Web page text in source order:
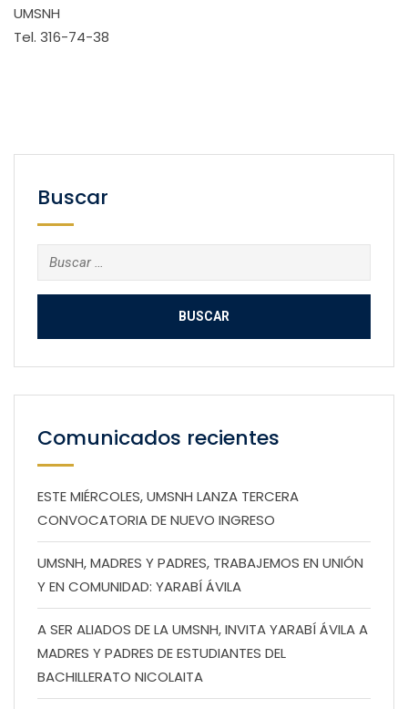
UMSNH
Tel. 316-74-38
Buscar
Buscar:
Comunicados recientes
ESTE MIÉRCOLES, UMSNH LANZA TERCERA
CONVOCATORIA DE NUEVO INGRESO
UMSNH, MADRES Y PADRES, TRABAJEMOS EN UNIÓN
Y EN COMUNIDAD: YARABÍ ÁVILA
A SER ALIADOS DE LA UMSNH, INVITA YARABÍ ÁVILA A
MADRES Y PADRES DE ESTUDIANTES DEL
BACHILLERATO NICOLAITA